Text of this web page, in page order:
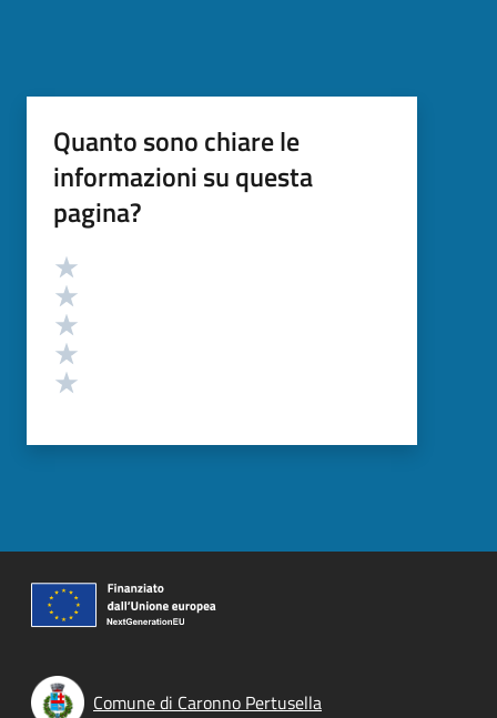
Quanto sono chiare le
informazioni su questa
pagina?
Valutazione
Comune di Caronno Pertusella